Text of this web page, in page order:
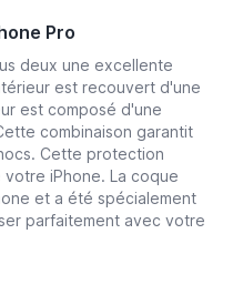
Pro
deux une excellente
est recouvert d'une
est composé d'une
combinaison garantit
Cette protection
iPhone. La coque
et a été spécialement
parfaitement avec votre